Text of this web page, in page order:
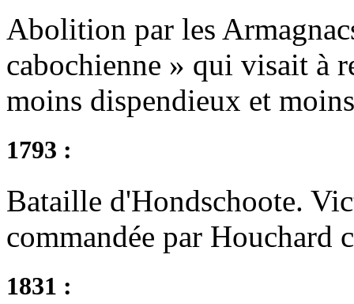
Abolition par les
cabochienne » qui visait à
moins dispendieux et
1793 :
Bataille d'Hondschoote.
commandée par Houchard
1831 :